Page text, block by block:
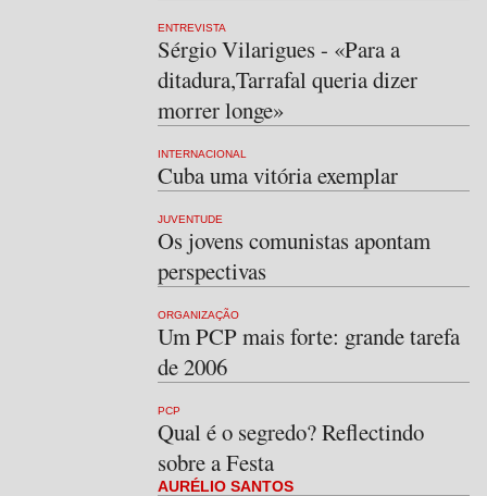
ENTREVISTA
Sérgio Vilarigues - «Para a
ditadura,Tarrafal queria dizer
morrer longe»
INTERNACIONAL
Cuba uma vitória exemplar
JUVENTUDE
Os jovens comunistas apontam
perspectivas
ORGANIZAÇÃO
Um PCP mais forte: grande tarefa
de 2006
PCP
Qual é o segredo? Reflectindo
sobre a Festa
AURÉLIO SANTOS